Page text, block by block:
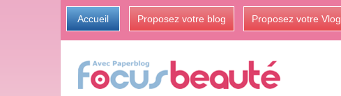
Accueil Proposez votre blog Proposez votre Vlog